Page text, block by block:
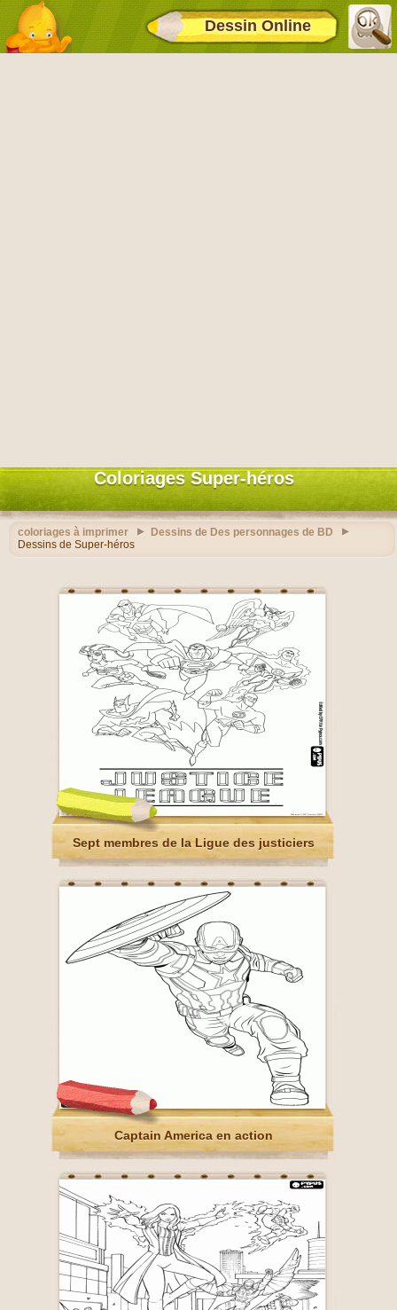
Dessin Online
Coloriages Super-héros
coloriages à imprimer
Dessins de Des personnages de BD
Dessins de Super-héros
Sept membres de la Ligue des justiciers
Captain America en action